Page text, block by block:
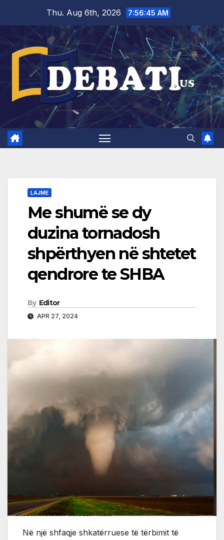
content
Thu. Aug 6th, 2026 7:56:46 AM
LAJME
Me shumë se dy
duzina tornadosh
shpërthyen në shtetet
qendrore te SHBA
By Editor
APR 27, 2024
Në një shfaqje shkatërruese të tërbimit të